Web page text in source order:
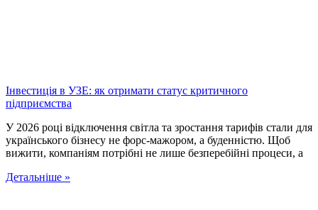
Інвестиція в УЗЕ: як отримати статус критичного
підприємства
У 2026 році відключення світла та зростання тарифів стали для
українського бізнесу не форс-мажором, а буденністю. Щоб
вижити, компаніям потрібні не лише безперебійні процеси, а
Детальніше »